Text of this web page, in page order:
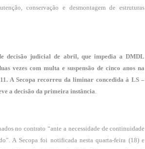
conservação e desmontagem de estruturas
decisão judicial de abril, que impedia a DMDL
vezes com multa e suspensão de cinco anos na
A Secopa recorreu da liminar concedida à LS –
a decisão da primeira instância
no contrato “ante a necessidade de continuidade
A Secopa foi notificada nesta quarta-feira (18) e